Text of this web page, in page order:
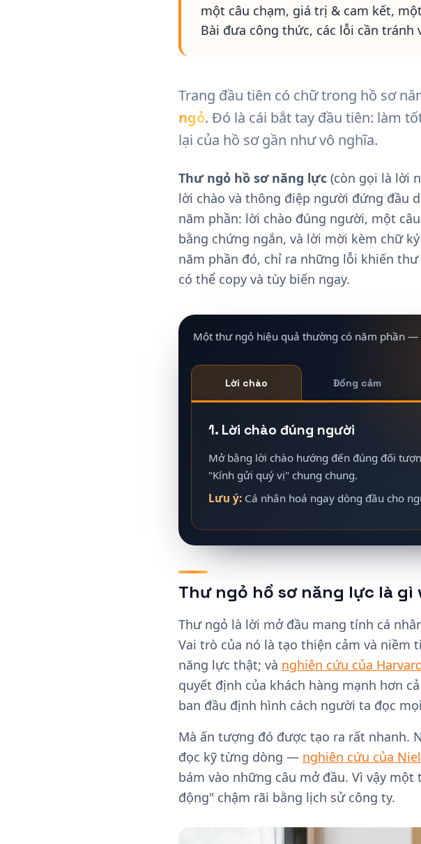
một câu chạm, giá trị & cam kết,
Bài đưa công thức, các lỗi cần
Trang đầu tiên có chữ trong hồ sơ
ngỏ. Đó là cái bắt tay đầu tiên: làm
lại của hồ sơ gần như vô nghĩa.
Thư ngỏ hồ sơ năng lực (còn gọi là lời
lời chào và thông điệp người đứng đầu
năm phần: lời chào đúng người, một
bằng chứng ngắn, và lời mời kèm chữ
năm phần đó, chỉ ra những lỗi khiến
có thể copy và tùy biến ngay.
Một thư ngỏ hiệu quả thường có năm phần
Lời chào Đồng cảm
1. Lời chào đúng người
Mở bằng lời chào hướng đến đúng đối
"Kính gửi quý vị" chung chung.
Lưu ý:Cá nhân hoá ngay dòng đầu cho
Thư ngỏ hồ sơ năng lực là gì
Thư ngỏ là lời mở đầu mang tính cá
Vai trò của nó là tạo thiện cảm và
năng lực thật; và nghiên cứu của
quyết định của khách hàng mạnh hơn
ban đầu định hình cách người ta đọc
Mà ấn tượng đó được tạo ra rất nhanh.
đọc kỹ từng dòng — nghiên cứu của
bám vào những câu mở đầu. Vì vậy
động" chậm rãi bằng lịch sử công ty.